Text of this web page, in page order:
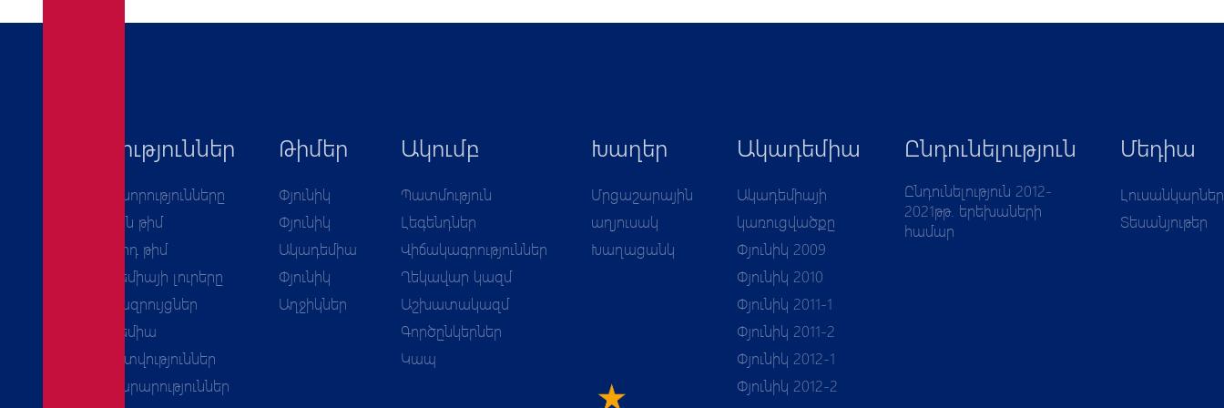
Նորություններ
Բոլոր նորությունները
Առաջին թիմ
Երկրորդ թիմ
Ակադեմիայի լուրերը
Հարցազրույցներ
Ակադեմիա
Հաշվետվություններ
Հայտարարություններ
Թիմեր
Փյունիկ
Փյունիկ
Ակադեմիա
Փյունիկ
Աղջիկներ
Ակումբ
Պատմություն
Լեգենդներ
Վիճակագրություններ
Ղեկավար կազմ
Աշխատակազմ
Գործընկերներ
Կապ
Խաղեր
Մրցաշարային
աղյուսակ
Խաղացանկ
Ակադեմիա
Ակադեմիայի
կառուցվածքը
Փյունիկ 2009
Փյունիկ 2010
Փյունիկ 2011-1
Փյունիկ 2011-2
Փյունիկ 2012-1
Փյունիկ 2012-2
Ընդունելություն
Ընդունելություն 2012-
2021թթ. երեխաների
համար
Մեդիա
Լուսանկարներ
Տեսանյութեր